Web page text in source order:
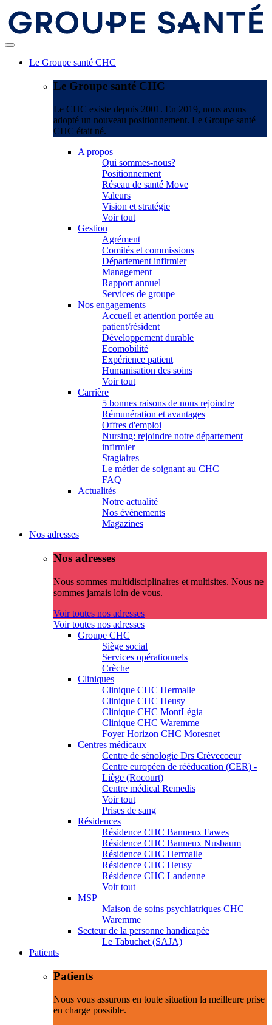
Le Groupe santé CHC
Le Groupe santé CHC
Le CHC existe depuis 2001. En 2019, nous avons
adopté un nouveau positionnement. Le Groupe santé
CHC était né.
A propos
Qui sommes-nous?
Positionnement
Réseau de santé Move
Valeurs
Vision et stratégie
Voir tout
Gestion
Agrément
Comités et commissions
Département infirmier
Management
Rapport annuel
Services de groupe
Nos engagements
Accueil et attention portée au
patient/résident
Développement durable
Ecomobilité
Expérience patient
Humanisation des soins
Voir tout
Carrière
5 bonnes raisons de nous rejoindre
Rémunération et avantages
Offres d'emploi
Nursing: rejoindre notre département
infirmier
Stagiaires
Le métier de soignant au CHC
FAQ
Actualités
Notre actualité
Nos événements
Magazines
Nos adresses
Nos adresses
Nous sommes multidisciplinaires et multisites. Nous ne
sommes jamais loin de vous.
Voir toutes nos adresses
Voir toutes nos adresses
Groupe CHC
Siège social
Services opérationnels
Crèche
Cliniques
Clinique CHC Hermalle
Clinique CHC Heusy
Clinique CHC MontLégia
Clinique CHC Waremme
Foyer Horizon CHC Moresnet
Centres médicaux
Centre de sénologie Drs Crèvecoeur
Centre européen de rééducation (CER) -
Liège (Rocourt)
Centre médical Remedis
Voir tout
Prises de sang
Résidences
Résidence CHC Banneux Fawes
Résidence CHC Banneux Nusbaum
Résidence CHC Hermalle
Résidence CHC Heusy
Résidence CHC Landenne
Voir tout
MSP
Maison de soins psychiatriques CHC
Waremme
Secteur de la personne handicapée
Le Tabuchet (SAJA)
Patients
Patients
Nous vous assurons en toute situation la meilleure prise
en charge possible.